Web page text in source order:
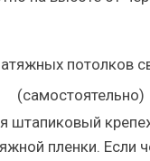
штапиковый
пленки. Если